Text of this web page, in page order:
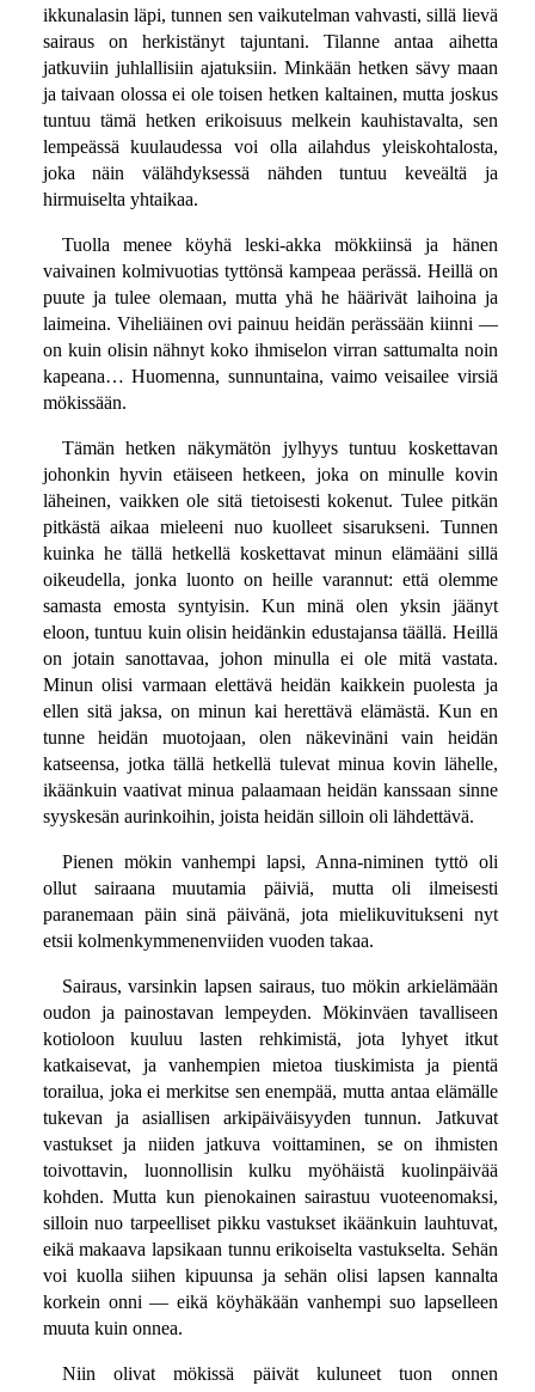
ikkunalasin läpi, tunnen sen vaikutelman vahvasti, sillä lievä
sairaus on herkistänyt tajuntani. Tilanne antaa aihetta
jatkuviin juhlallisiin ajatuksiin. Minkään hetken sävy maan
ja taivaan olossa ei ole toisen hetken kaltainen, mutta joskus
tuntuu tämä hetken erikoisuus melkein kauhistavalta, sen
lempeässä kuulaudessa voi olla ailahdus yleiskohtalosta,
joka näin välähdyksessä nähden tuntuu keveältä ja
hirmuiselta yhtaikaa.
Tuolla menee köyhä leski-akka mökkiinsä ja hänen
vaivainen kolmivuotias tyttönsä kampeaa perässä. Heillä on
puute ja tulee olemaan, mutta yhä he häärivät laihoina ja
laimeina. Viheliäinen ovi painuu heidän perässään kiinni —
on kuin olisin nähnyt koko ihmiselon virran sattumalta noin
kapeana… Huomenna, sunnuntaina, vaimo veisailee virsiä
mökissään.
Tämän hetken näkymätön jylhyys tuntuu koskettavan
johonkin hyvin etäiseen hetkeen, joka on minulle kovin
läheinen, vaikken ole sitä tietoisesti kokenut. Tulee pitkän
pitkästä aikaa mieleeni nuo kuolleet sisarukseni. Tunnen
kuinka he tällä hetkellä koskettavat minun elämääni sillä
oikeudella, jonka luonto on heille varannut: että olemme
samasta emosta syntyisin. Kun minä olen yksin jäänyt
eloon, tuntuu kuin olisin heidänkin edustajansa täällä. Heillä
on jotain sanottavaa, johon minulla ei ole mitä vastata.
Minun olisi varmaan elettävä heidän kaikkein puolesta ja
ellen sitä jaksa, on minun kai herettävä elämästä. Kun en
tunne heidän muotojaan, olen näkevinäni vain heidän
katseensa, jotka tällä hetkellä tulevat minua kovin lähelle,
ikäänkuin vaativat minua palaamaan heidän kanssaan sinne
syyskesän aurinkoihin, joista heidän silloin oli lähdettävä.
Pienen mökin vanhempi lapsi, Anna-niminen tyttö oli
ollut sairaana muutamia päiviä, mutta oli ilmeisesti
paranemaan päin sinä päivänä, jota mielikuvitukseni nyt
etsii kolmenkymmenenviiden vuoden takaa.
Sairaus, varsinkin lapsen sairaus, tuo mökin arkielämään
oudon ja painostavan lempeyden. Mökinväen tavalliseen
kotioloon kuuluu lasten rehkimistä, jota lyhyet itkut
katkaisevat, ja vanhempien mietoa tiuskimista ja pientä
torailua, joka ei merkitse sen enempää, mutta antaa elämälle
tukevan ja asiallisen arkipäiväisyyden tunnun. Jatkuvat
vastukset ja niiden jatkuva voittaminen, se on ihmisten
toivottavin, luonnollisin kulku myöhäistä kuolinpäivää
kohden. Mutta kun pienokainen sairastuu vuoteenomaksi,
silloin nuo tarpeelliset pikku vastukset ikäänkuin lauhtuvat,
eikä makaava lapsikaan tunnu erikoiselta vastukselta. Sehän
voi kuolla siihen kipuunsa ja sehän olisi lapsen kannalta
korkein onni — eikä köyhäkään vanhempi suo lapselleen
muuta kuin onnea.
Niin olivat mökissä päivät kuluneet tuon onnen